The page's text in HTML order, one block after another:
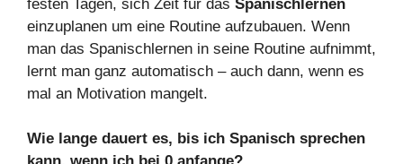
festen Tagen, sich Zeit für das Spanischlernen
einzuplanen um eine Routine aufzubauen. Wenn
man das Spanischlernen in seine Routine aufnimmt,
lernt man ganz automatisch – auch dann, wenn es
mal an Motivation mangelt.
Wie lange dauert es, bis ich Spanisch sprechen